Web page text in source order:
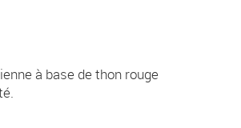
à base de thon rouge